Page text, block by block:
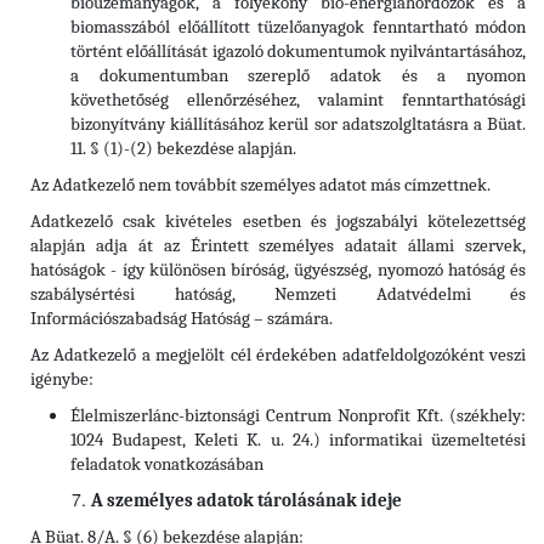
biomasszából előállított tüzelőanyagok fenntartható módon
történt előállítását igazoló dokumentumok nyilvántartásához,
a dokumentumban szereplő adatok és a nyomon
követhetőség ellenőrzéséhez, valamint fenntarthatósági
bizonyítvány kiállításához kerül sor adatszolgltatásra a Büat.
11. § (1)-(2) bekezdése alapján.
Az Adatkezelő nem továbbít személyes adatot más címzettnek.
Adatkezelő csak kivételes esetben és jogszabályi kötelezettség
alapján adja át az Érintett személyes adatait állami szervek,
hatóságok - így különösen bíróság, ügyészség, nyomozó hatóság és
szabálysértési hatóság, Nemzeti Adatvédelmi és
Információszabadság Hatóság – számára.
Az Adatkezelő a megjelölt cél érdekében adatfeldolgozóként veszi
igénybe:
Élelmiszerlánc-biztonsági Centrum Nonprofit Kft. (székhely:
1024 Budapest, Keleti K. u. 24.) informatikai üzemeltetési
feladatok vonatkozásában
A személyes adatok tárolásának ideje
A Büat. 8/A. § (6) bekezdése alapján: